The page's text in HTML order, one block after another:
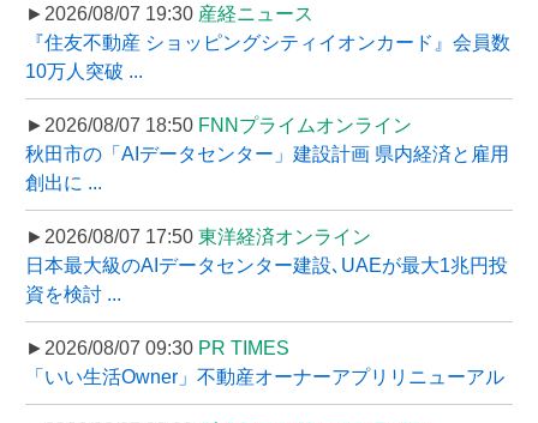
►2026/08/07 19:30 産経ニュース
『住友不動産 ショッピングシティイオンカード』会員数
10万人突破 ...
►2026/08/07 18:50 FNNプライムオンライン
秋田市の「AIデータセンター」建設計画 県内経済と雇用
創出に ...
►2026/08/07 17:50 東洋経済オンライン
日本最大級のAIデータセンター建設､UAEが最大1兆円投
資を検討 ...
►2026/08/07 09:30 PR TIMES
「いい生活Owner」不動産オーナーアプリリニューアル